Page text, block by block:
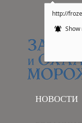
http://
НОВОСТИ